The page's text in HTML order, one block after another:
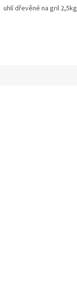
hvězdiček.
uhlí dřevěné na gril 2,5kg